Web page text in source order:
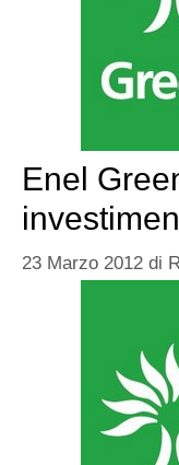
Enel
23 Marzo 2012 di